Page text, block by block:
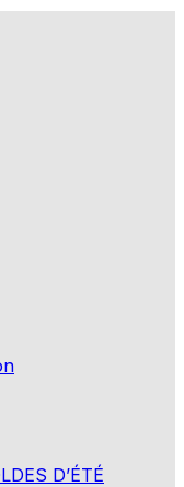
D’ÉTÉ